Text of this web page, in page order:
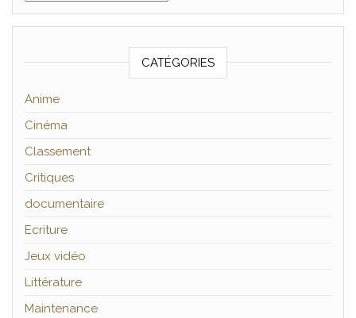
CATÉGORIES
Anime
Cinéma
Classement
Critiques
documentaire
Ecriture
Jeux vidéo
Littérature
Maintenance